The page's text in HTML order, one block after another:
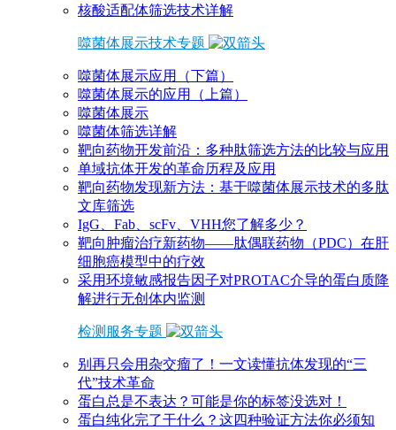
核酸适配体筛选技术详解
噬菌体展示技术专题
噬菌体展示应用（下篇）
噬菌体展示的应用（上篇）
噬菌体展示
噬菌体筛选详解
靶向药物开发前沿：多种肽筛选方法的比较与应用
单域抗体开发的革命历程及应用
靶向药物发现新方法：基于噬菌体展示技术的多肽
文库筛选
IgG、Fab、scFv、VHH您了解多少？
靶向肿瘤治疗新药物——肽偶联药物（PDC）在肝
细胞癌模型中的疗效
采用环境敏感报告因子对PROTAC介导的蛋白质降
解进行无创体内监测
检测服务专题
别再只会用杂交瘤了！一文读懂抗体发现的“三
代”技术革命
蛋白总是不表达？可能是你的标签没选对！
蛋白纯化完了干什么？这四种验证方法你必须知